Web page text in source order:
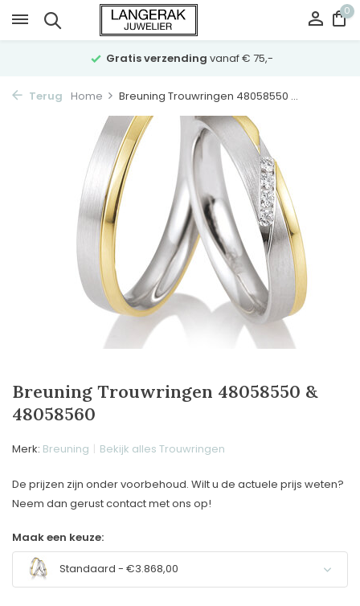
0
Gratis verzending vanaf € 75,-
Terug Home Breuning Trouwringen 48058550 ...
Breuning Trouwringen 48058550 &
48058560
Merk: Breuning Bekijk alles Trouwringen
De prijzen zijn onder voorbehoud. Wilt u de actuele prijs weten?
Neem dan gerust contact met ons op!
Maak een keuze:
Standaard - €3.868,00